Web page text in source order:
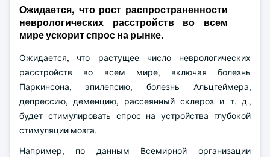
Ожидается, что рост распространенности
неврологических расстройств во всем
мире ускорит спрос на рынке.
Ожидается, что растущее число неврологических
расстройств во всем мире, включая болезнь
Паркинсона, эпилепсию, болезнь Альцгеймера,
депрессию, деменцию, рассеянный склероз и т. д.,
будет стимулировать спрос на устройства глубокой
стимуляции мозга.
Например, по данным Всемирной организации